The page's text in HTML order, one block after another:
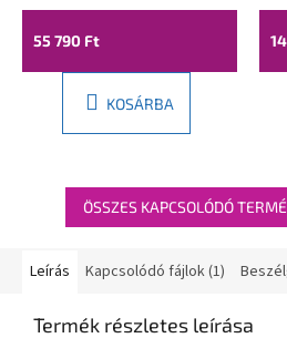
110x80x5cm + króm
szifon, fehér, 40108011
55 790 Ft
KOSÁRBA
ÖSSZES KAPCSOLÓDÓ
Leírás Kapcsolódó fájlok (1)
Termék részletes leírása